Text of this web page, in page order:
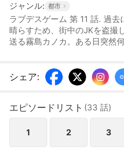
ジャンル: 都市
ラブデスゲーム 第 11 話. 過去
晴らすため、街中のJKを盗撮
送る霧島カノカ。ある日突然
ノカが目にしたのは、老人を
り犯、麻薬販売に手を染める
パス…一癖も二癖もある“社会
敗者は自身の闇を暴かれ、次
この『ラブデスゲーム』を勝
シェア:
エピソードリスト (33 話)
1 2 3